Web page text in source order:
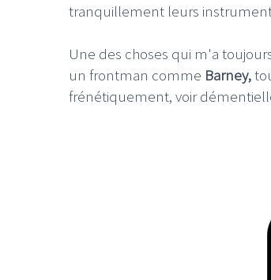
tranquillement leurs
Une des choses qui m'a
un frontman comme Barney,
frénétiquement, voir